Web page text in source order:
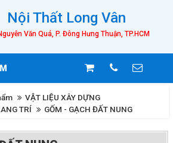
Nội Thất Long Vân
Văn Quá, P. Đông Hưng Thuận, TP.HCM
VẬT LIỆU XÂY DỰNG
TRÍ
GỐM - GẠCH ĐẤT NUNG